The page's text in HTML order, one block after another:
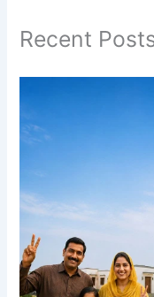
Recent